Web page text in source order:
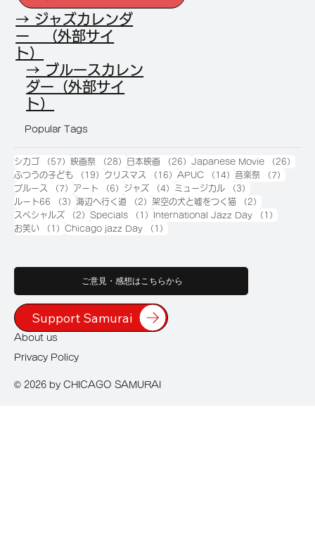
→ ジャズカレンダ
ー （外部サイ
ト）
→ ブルースカレン
ダー（外部サイ
ト）
Popular Tags
シカゴ （57） 57件の記事
映画祭 （28） 28件の記事
日本映画 （26） 26件の記事
Japanese Movie （26）
ふつうの子ども
（19） 19件の記事
クリスマス （16） 16件の記事
APUC （14） 14件の記事
音楽祭 （7）
ブルース
（7） 7件の記事
アート （6） 6件の記事
ジャズ （4） 4件の記事
ミュージカル （3）
ルート66
（3） 3件の記事
海辺へ行く道 （2） 2件の記事
架空の犬と嘘をつく猫 （2）
スペシャルズ
（2） 2件の記事
Specials （1） 1件の記事
International Jazz Day （1）
お笑い
（1） 1件の記事
Chicago jazz Day （1）
ご意見・感想はこちらから
About us
Privacy Policy
Support Samurai
© 2026 by CHICAGO SAMURAI